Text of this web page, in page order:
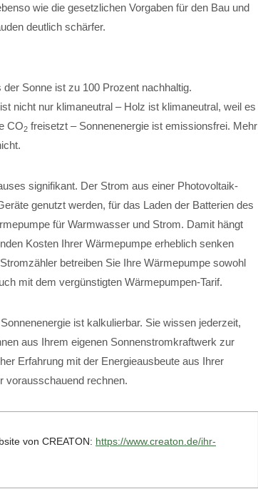
wie die gesetzlichen Vorgaben für den Bau und
deutlich schärfer.
der Sonne ist zu 100 Prozent nachhaltig.
nicht nur klimaneutral – Holz ist klimaneutral, weil es
CO2 freisetzt – Sonnenenergie ist emissionsfrei. Mehr
signifikant. Der Strom aus einer Photovoltaik-
genutzt werden, für das Laden der Batterien des
für Warmwasser und Strom. Damit hängt
Kosten Ihrer Wärmepumpe erheblich senken
betreiben Sie Ihre Wärmepumpe sowohl
mit dem vergünstigten Wärmepumpen-Tarif.
ist kalkulierbar. Sie wissen jederzeit,
aus Ihrem eigenen Sonnenstromkraftwerk zur
Erfahrung mit der Energieausbeute aus Ihrer
vorausschauend rechnen.
von CREATON: https://www.creaton.de/ihr-